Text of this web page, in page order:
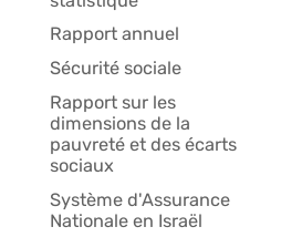
Rapport annuel
Sécurité sociale
Rapport sur les
dimensions de la
pauvreté et des écarts
sociaux
Système d'Assurance
Nationale en Israël